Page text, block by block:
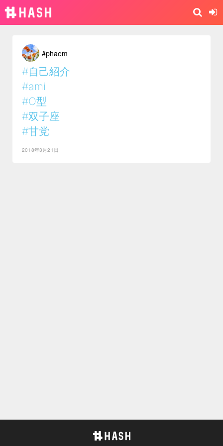
#phaem
#自己紹介
#ami
#O型
#双子座
#甘党
2018年3月21日